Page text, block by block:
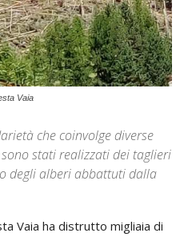
Vaia
che coinvolge diverse
stati realizzati dei taglieri
degli alberi abbattuti dalla
Vaia ha distrutto migliaia di